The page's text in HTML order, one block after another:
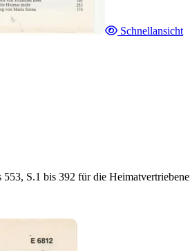
Schnellansicht
S.1 bis 392 für die